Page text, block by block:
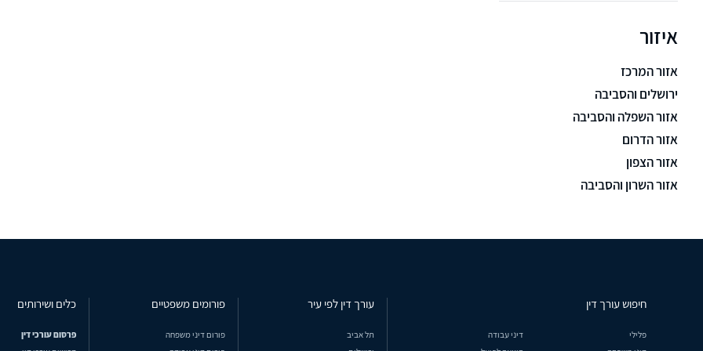
איזור
אזור המרכז
ירושלים והסביבה
אזור השפלה והסביבה
אזור הדרום
אזור הצפון
אזור השרון והסביבה
חיפוש עורך דין
פלילי
דיני עבודה
עורך דין לפי עיר
תל אביב
פורומים משפטיים
פורום דיני משפחה
כלים ושירותים
פרסום עורכי דין